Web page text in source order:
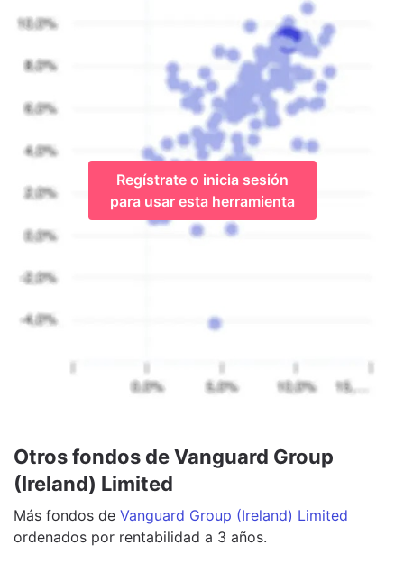
Regístrate o inicia sesión
para usar esta herramienta
Otros fondos de Vanguard Group
(Ireland) Limited
Más fondos de Vanguard Group (Ireland) Limited
ordenados por rentabilidad a 3 años.